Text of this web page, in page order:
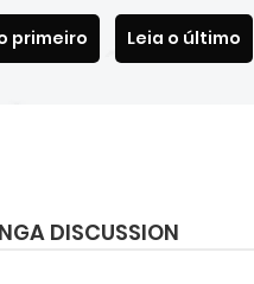
primeiro Leia o último
DISCUSSION